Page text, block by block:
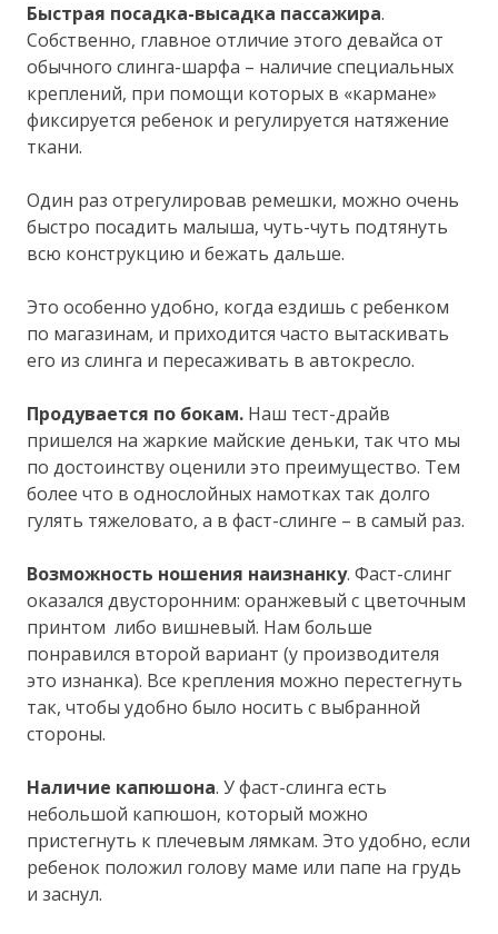
Быстрая посадка-высадка пассажира.
Собственно, главное отличие этого девайса от
обычного слинга-шарфа – наличие специальных
креплений, при помощи которых в «кармане»
фиксируется ребенок и регулируется натяжение
ткани.
Один раз отрегулировав ремешки, можно очень
быстро посадить малыша, чуть-чуть подтянуть
всю конструкцию и бежать дальше.
Это особенно удобно, когда ездишь с ребенком
по магазинам, и приходится часто вытаскивать
его из слинга и пересаживать в автокресло.
Продувается по бокам. Наш тест-драйв
пришелся на жаркие майские деньки, так что мы
по достоинству оценили это преимущество. Тем
более что в однослойных намотках так долго
гулять тяжеловато, а в фаст-слинге – в самый раз.
Возможность ношения наизнанку. Фаст-слинг
оказался двусторонним: оранжевый с цветочным
принтом либо вишневый. Нам больше
понравился второй вариант (у производителя
это изнанка). Все крепления можно перестегнуть
так, чтобы удобно было носить с выбранной
стороны.
Наличие капюшона. У фаст-слинга есть
небольшой капюшон, который можно
пристегнуть к плечевым лямкам. Это удобно, если
ребенок положил голову маме или папе на грудь
и заснул.